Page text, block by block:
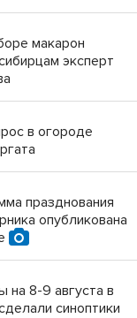
макарон
эксперт
в огороде
празднования
опубликована
на 8-9 августа в
синоптики